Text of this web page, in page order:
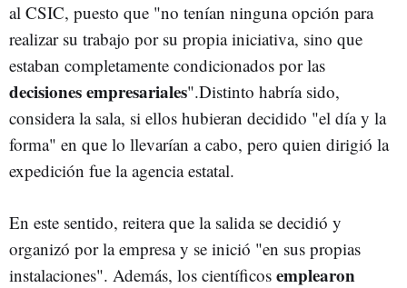
al CSIC, puesto que "no tenían ninguna opción para
realizar su trabajo por su propia iniciativa, sino que
estaban completamente condicionados por las
decisiones empresariales".Distinto habría sido,
considera la sala, si ellos hubieran decidido "el día y la
forma" en que lo llevarían a cabo, pero quien dirigió la
expedición fue la agencia estatal.
En este sentido, reitera que la salida se decidió y
organizó por la empresa y se inició "en sus propias
instalaciones". Además, los científicos emplearon